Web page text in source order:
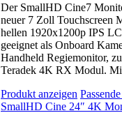
Der SmallHD Cine7
neuer 7 Zoll Touchscreen
hellen 1920x1200p IPS
geeignet als Onboard
Handheld Regiemonitor,
Teradek 4K RX Modul.
Produkt anzeigen
SmallHD Cine 24″ 4K